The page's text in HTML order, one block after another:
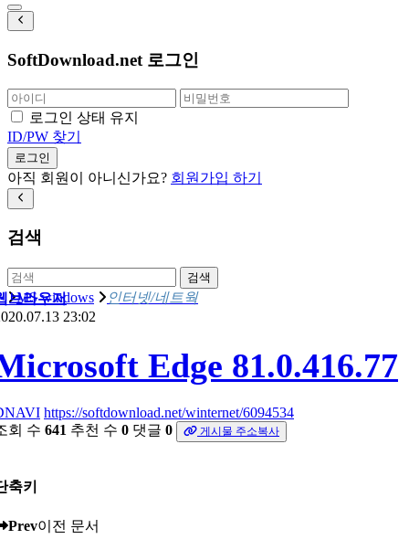
SoftDownload.net 로그인
로그인 상태 유지
ID/PW 찾기
로그인
아직 회원이 아니신가요? 회원가입 하기
검색
검색
MS windows 인터넷/네트웍
브라우저
23:02
Edge 81.0.416.77
https://softdownload.net/winternet/6094534
회 수 641 추천 수 0 댓글 0 게시물 주소복사
축키
Prev이전 문서